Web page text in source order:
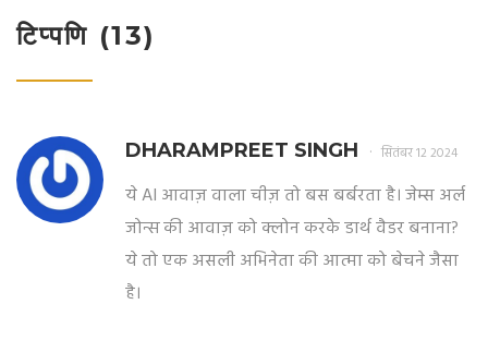
टिप्पणि (13)
DHARAMPREET SINGH सितंबर 12 2024
ये AI आवाज़ वाला चीज़ तो बस बर्बरता है। जेम्स अर्ल
जोन्स की आवाज़ को क्लोन करके डार्थ वैडर बनाना?
ये तो एक असली अभिनेता की आत्मा को बेचने जैसा
है।